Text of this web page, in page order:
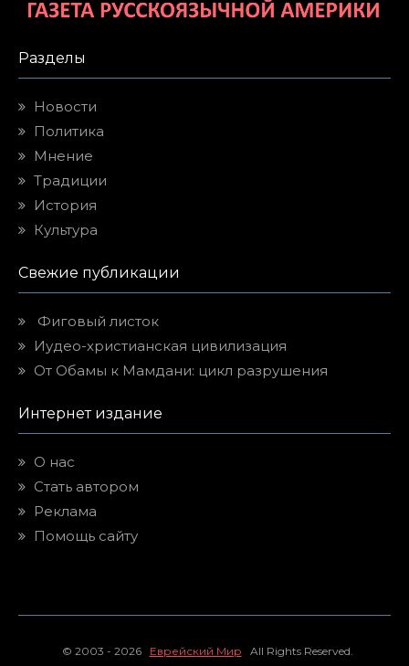
Разделы
Новости
Политика
Мнение
Традиции
История
Культура
Свежие публикации
Фиговый листок
Иудео-христианская цивилизация
От Обамы к Мамдани: цикл разрушения
Интернет издание
О нас
Стать автором
Реклама
Помощь сайту
© 2003 - 2026 Еврейский Мир All Rights Reserved.